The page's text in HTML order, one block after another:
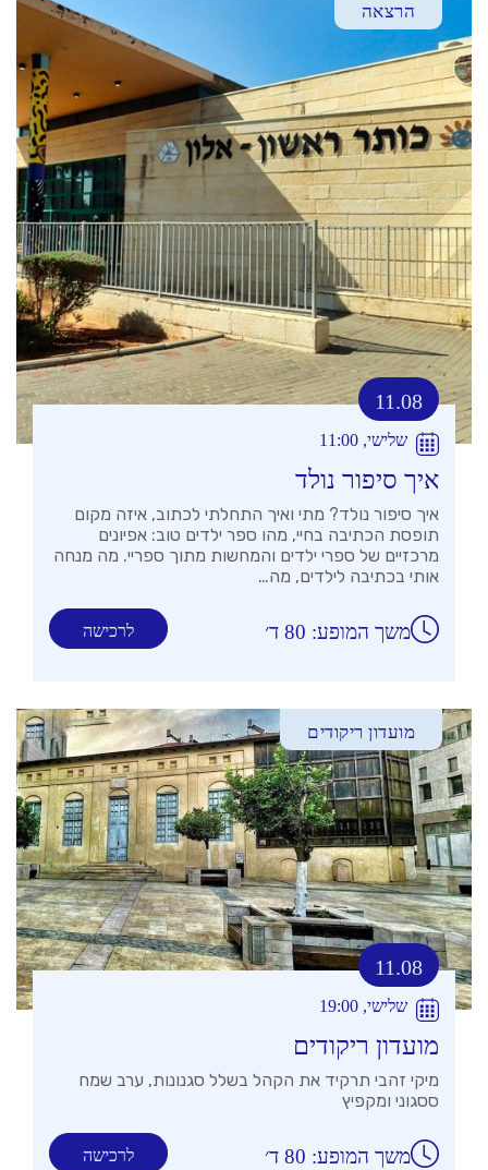
הרצאה
11.08
שלישי, 11:00
איך סיפור נולד
איך סיפור נולד? מתי ואיך התחלתי לכתוב, איזה מקום
תופסת הכתיבה בחיי, מהו ספר ילדים טוב: אפיונים
מרכזיים של ספרי ילדים והמחשות מתוך ספריי. מה מנחה
אותי בכתיבה לילדים, מה…
לרכישה משך המופע: 80 ד׳
מועדון ריקודים
11.08
שלישי, 19:00
מועדון ריקודים
מיקי זהבי תרקיד את הקהל בשלל סגנונות, ערב שמח
ססגוני ומקפיץ
לרכישה משך המופע: 80 ד׳